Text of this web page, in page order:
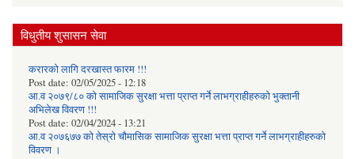
विधुतीय शुसासन सेवा
करारको लागि दरखास्त फारम !!!
Post date: 02/05/2025 - 12:18
आ.व २०७९/८० को सामाजिक सुरक्षा भत्ता प्राप्त गर्ने लाभग्राहीहरुको भुक्तानी
अभिलेख विवरण !!!
Post date: 02/04/2024 - 13:21
आ.व २०७६७७ को तेस्रो चौमासिक सामाजिक सुरक्षा भत्ता प्राप्त गर्ने लाभग्राहीहरुको
विवरण ।